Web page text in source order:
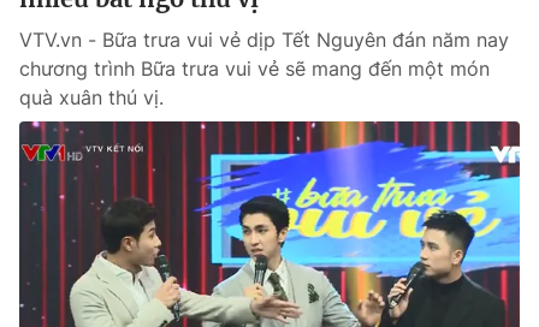
VTV.vn - Bữa trưa vui vẻ dịp Tết Nguyên đán năm nay
chương trình Bữa trưa vui vẻ sẽ mang đến một món
quà xuân thú vị.